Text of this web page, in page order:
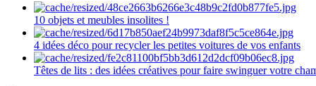
10 objets et meubles insolites !
4 idées déco pour recycler les petites voitures de vos enfants
Têtes de lits : des idées créatives pour faire swinguer votre